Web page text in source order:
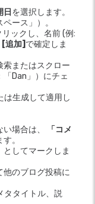
日 を選択します。
ース」）。
リックし、名前 (例:
[追加] で確定しま
索またはスクロー
Dan」）にチェ
は生成して適用し
場合は、
「コメ
。
としてマークしま
他のブログ投稿に
タタイトル、説